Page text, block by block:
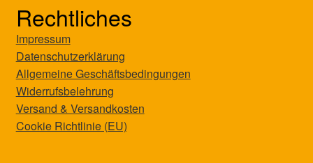
Rechtliches
Impressum
Datenschutzerklärung
Allgemeine Geschäftsbedingungen
Widerrufsbelehrung
Versand & Versandkosten
Cookie Richtlinie (EU)